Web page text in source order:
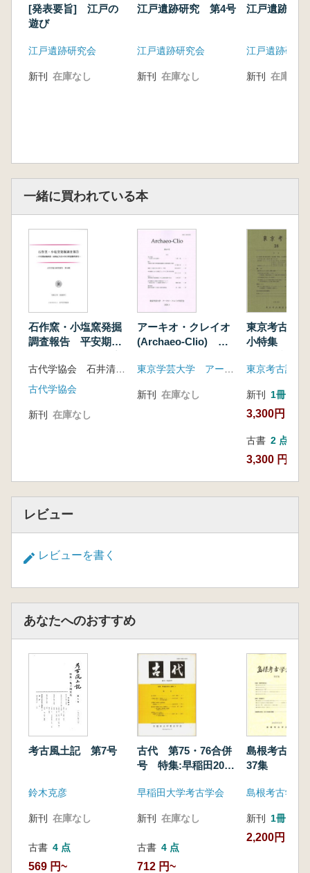
[発表要旨] 江戸の
遊び
江戸遺跡研究会
新刊 在庫なし
江戸遺跡研究 第4号
江戸遺跡研究会
新刊 在庫なし
江戸遺跡研
江戸遺跡研究
新刊 在庫なし
一緒に買われている本
石作窯・小塩窯発掘
調査報告 平安期緑
の多分野協働型研究
古代学協会
新刊 在庫なし
アーキオ・クレイオ
(Archaeo-Clio) 第
新刊 在庫なし
東京考古
小特集 東日
考」 その是
東京考古談話
新刊 1冊
3,300円
古書 2 点
3,300 円~
レビュー
レビューを書く
あなたへのおすすめ
考古風土記 第7号
鈴木克彦
新刊 在庫なし
古書 4 点
569 円~
古代 第75・76合併
号 特集:早稲田20代
早稲田大学考古学会
新刊 在庫なし
古書 4 点
712 円~
島根考古学
37集
島根考古学会
新刊 1冊
2,200円